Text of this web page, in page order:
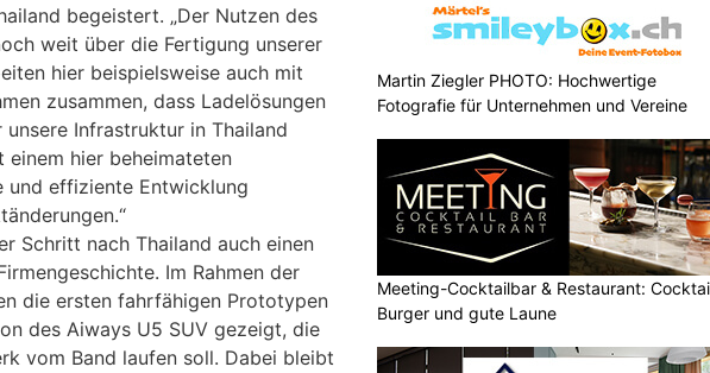
begeistert. „Der Nutzen des
weit über die Fertigung unserer
hier beispielsweise auch mit
zusammen, dass Ladelösungen
Infrastruktur in Thailand
hier beheimateten
und effiziente Entwicklung
Schritt nach Thailand auch einen
Im Rahmen der
die ersten fahrfähigen Prototypen
des Aiways U5 SUV gezeigt, die
vom Band laufen soll. Dabei bleibt
Martin Ziegler PHOTO: Hochwertige
Fotografie für Unternehmen und Vereine
Meeting-Cocktailbar & Restaurant:
Burger und gute Laune